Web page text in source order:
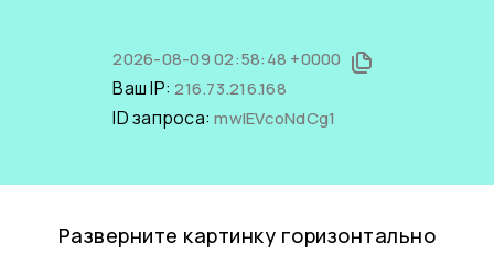
2026-08-09 02:58:48 +0000
Ваш IP:216.73.216.168
ID запроса:mwIEVcoNdCg1
Разверните картинку горизонтально